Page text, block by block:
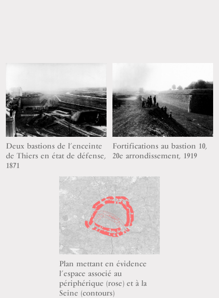
Deux bastions de l’enceinte
de Thiers en état de défense,
1871
Fortifications au bastion 10,
20e arrondissement, 1919
Plan mettant en évidence
l’espace associé au
périphérique (rose) et à la
Seine (contours)